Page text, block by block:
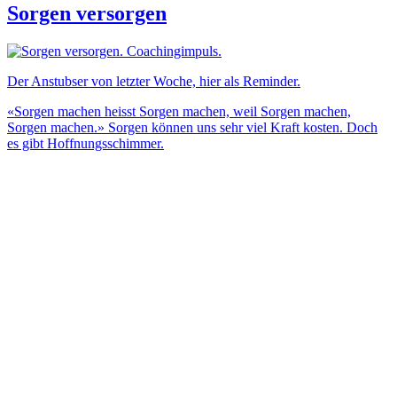
Sorgen versorgen
Der Anstubser von letzter Woche, hier als Reminder.
«Sorgen machen heisst Sorgen machen, weil Sorgen machen,
Sorgen machen.» Sorgen können uns sehr viel Kraft kosten. Doch
es gibt Hoffnungsschimmer.